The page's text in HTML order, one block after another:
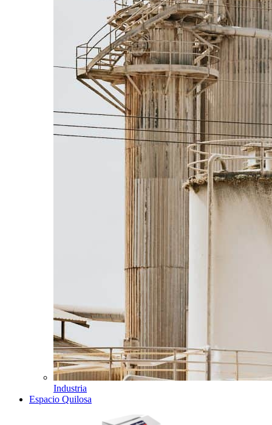
Industria
Espacio Quilosa